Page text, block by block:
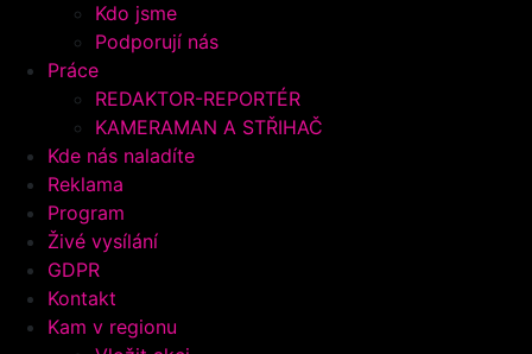
Kdo jsme
Podporují nás
Práce
REDAKTOR-REPORTÉR
KAMERAMAN A STŘIHAČ
Kde nás naladíte
Reklama
Program
Živé vysílání
GDPR
Kontakt
Kam v regionu